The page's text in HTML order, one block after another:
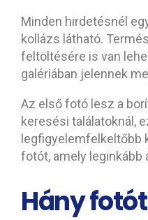
Minden hirdetésnél
kollázs látható.
feltöltésére is van
galériában jelennek
Az első fotó lesz a
keresési találatoknál,
legfigyelemfelkeltőbb
fotót, amely leginkább
Hány